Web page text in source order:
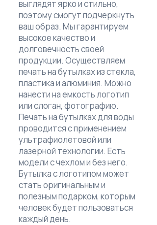
выглядят ярко и стильно,
поэтому смогут подчеркнуть
ваш образ. Мы гарантируем
высокое качество и
долговечность своей
продукции. Осуществляем
печать на бутылках из стекла,
пластика и алюминия. Можно
нанести на емкость логотип
или слоган, фотографию.
Печать на бутылках для воды
проводится с применением
ультрафиолетовой или
лазерной технологии. Есть
модели с чехлом и без него.
Бутылка с логотипом может
стать оригинальным и
полезным подарком, которым
человек будет пользоваться
каждый день.